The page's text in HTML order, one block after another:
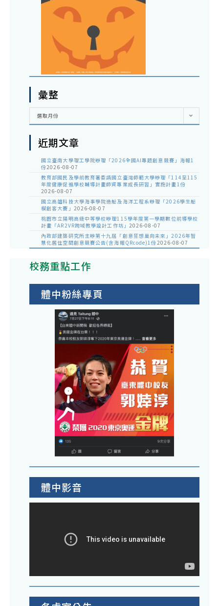
彙整
彙
選取月份
近期文章
國立臺南大學理工學院辦理「2026全國AI專題創意競賽」海報1
份2026-08-07
教育部國民及學前教育署委請國立臺灣師範大學辦理「114至115
年度健康促進學校輔導計畫師資專業成長研習」實施計畫1份
2026-08-07
國立高雄科技大學海事學院造船及海洋工程系辦理「2026學生船
模創客大賽」 2026-08-07
桃園市立陽明高級中等學校辦理115學年度第一學期數位前導學校
計畫「AR2VR跨域教學設計工作坊」 2026-08-07
內政部建築研究所主辦第十九屆「創意狂想巢向未來」2026年智
慧化居住空間創意競賽公告(含海報QRcode)1份2026-08-07
校務重點工作
體中粉絲專頁
體中影音